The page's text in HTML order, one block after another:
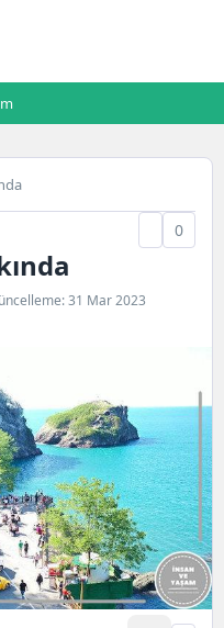
0
31 Mar 2023